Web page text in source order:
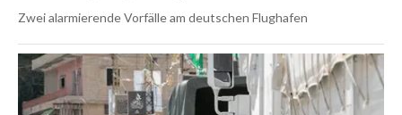
Zwei alarmierende Vorfälle am deutschen Flughafen